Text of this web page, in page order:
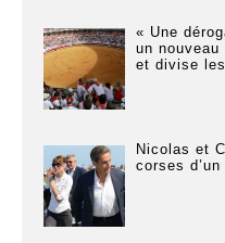
« Une
un
et divise
Nicolas et
corses